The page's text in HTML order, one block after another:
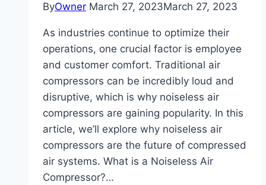
ByOwner March 27, 2023March 27, 2023
As industries continue to optimize their
operations, one crucial factor is employee
and customer comfort. Traditional air
compressors can be incredibly loud and
disruptive, which is why noiseless air
compressors are gaining popularity. In this
article, we’ll explore why noiseless air
compressors are the future of compressed
air systems. What is a Noiseless Air
Compressor?…